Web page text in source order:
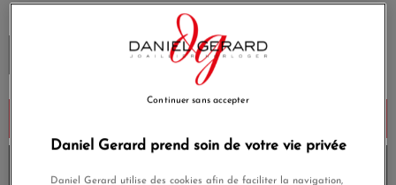
Daniel Gerard prend soin de votre vie privée
Daniel Gerard utilise des cookies afin de faciliter la navigation,
Continuer sans accepter